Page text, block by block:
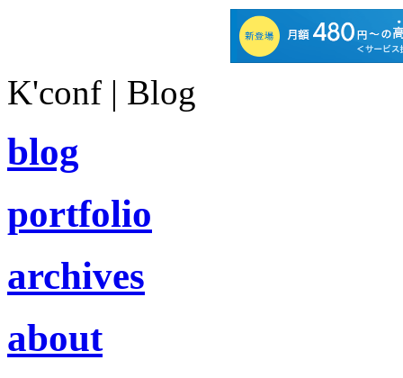
K'conf | Blog
blog
portfolio
archives
about